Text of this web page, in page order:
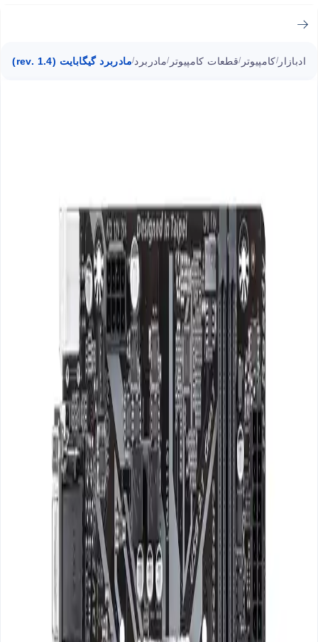
ادبازار /کامپیوتر /قطعات کامپیوتر /مادربرد/مادربرد گیگابایت (rev. 1.4) GA-H310M-S2P سوکت 1151